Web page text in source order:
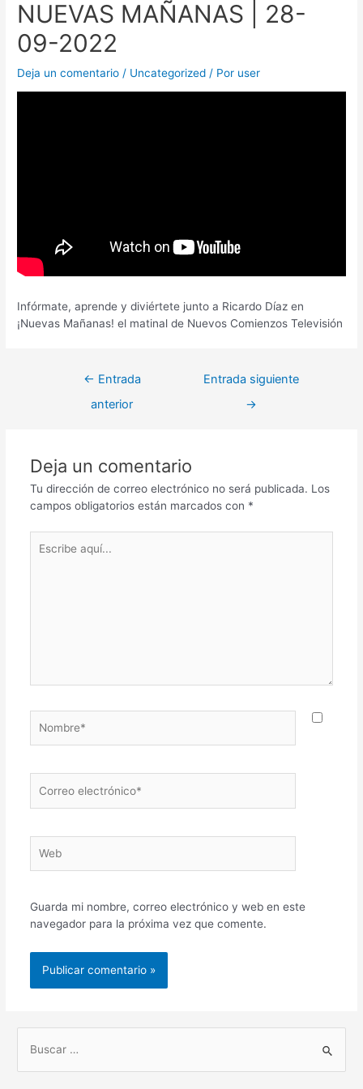
NUEVAS MAÑANAS | 28-
09-2022
Deja un comentario / Uncategorized / Por user
Infórmate, aprende y diviértete junto a Ricardo Díaz en
¡Nuevas Mañanas! el matinal de Nuevos Comienzos Televisión
← Entrada
anterior
Entrada siguiente
→
Deja un comentario
Tu dirección de correo electrónico no será publicada. Los
campos obligatorios están marcados con *
aquí...
electrónico*
Guarda mi nombre, correo electrónico y web en este
navegador para la próxima vez que comente.
u